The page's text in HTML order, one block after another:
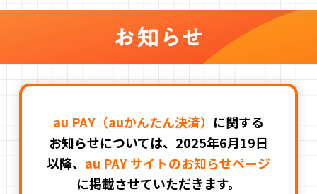
au PAY（auかんたん決済） に関する
お知らせについては、2025年6月19日
以降、 au PAY サイトのお知らせページ
に掲載させていただきます。